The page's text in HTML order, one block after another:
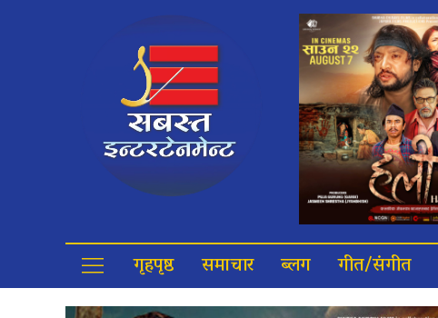
गृहपृष्ठ समाचार ब्लग गीत/संगीत